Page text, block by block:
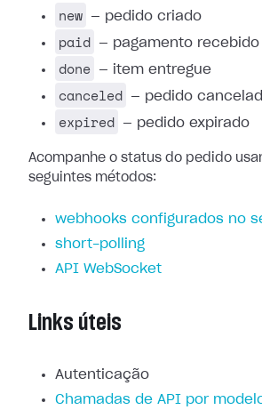
new — pedido criado
paid — pagamento recebido
done — item entregue
canceled — pedido
expired — pedido expirado
Acompanhe o status do pedido
seguintes métodos:
webhooks configurados no
short-polling
API WebSocket
Links úteis
Autenticação
Chamadas de API por